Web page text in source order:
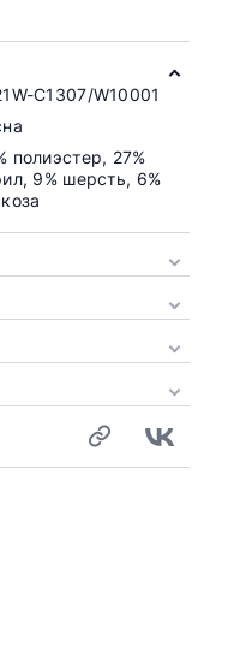
C1307/W10001
полиэстер, 27%
9% шерсть, 6%